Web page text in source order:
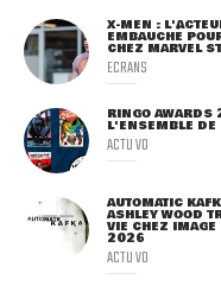
X-MEN :
EMBAUCHÉ
CHEZ MARVEL
ECRANS
RINGO
L'ENSEMBLE DE
ACTU VO
AUTOMATIC
ASHLEY WOOD
VIE CHEZ
2026
ACTU VO